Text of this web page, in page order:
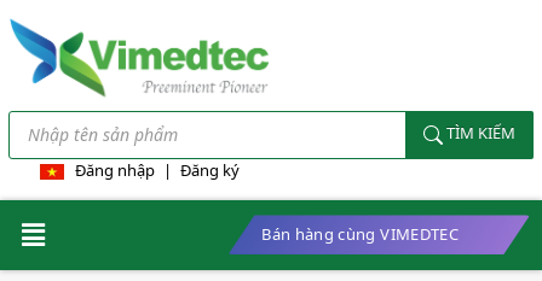
TÌM KIẾM
Đăng nhập | Đăng ký
Bán hàng cùng VIMEDTEC